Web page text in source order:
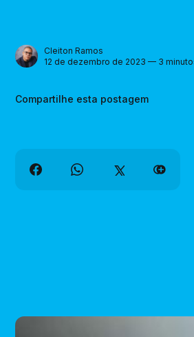
Cleiton Ramos
12 de dezembro de 2023 — 3
Compartilhe esta postagem